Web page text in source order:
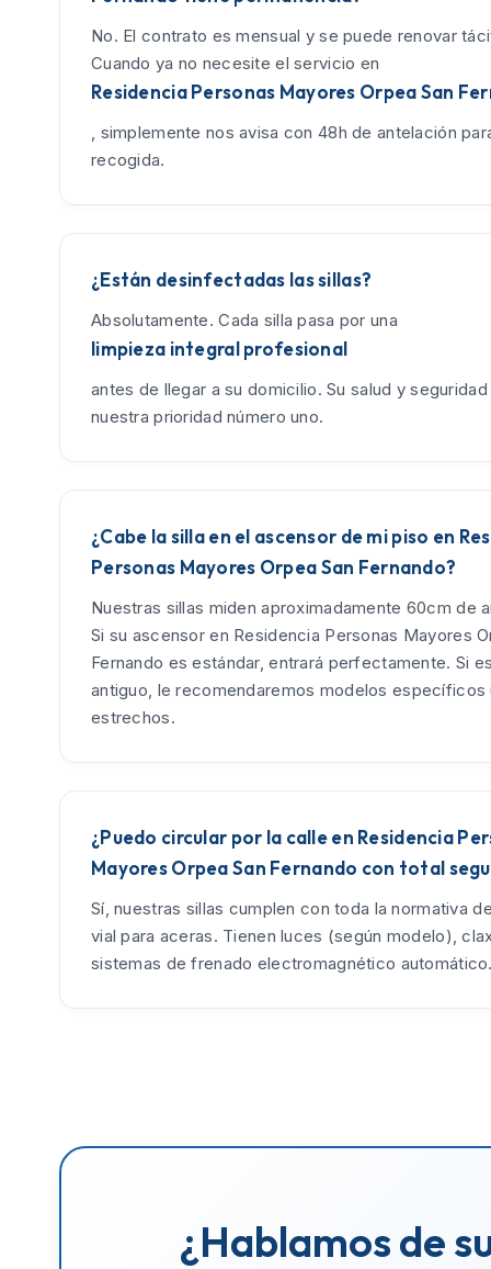
No. El contrato es mensual y se puede renovar
Cuando ya no necesite el servicio en
Residencia Personas Mayores Orpea San
, simplemente nos avisa con 48h de antelación
recogida.
¿Están desinfectadas las sillas?
Absolutamente. Cada silla pasa por una
limpieza integral profesional
antes de llegar a su domicilio. Su salud y
nuestra prioridad número uno.
¿Cabe la silla en el ascensor de mi piso en
Personas Mayores Orpea San Fernando?
Nuestras sillas miden aproximadamente 60cm de
Si su ascensor en Residencia Personas Mayores
Fernando es estándar, entrará perfectamente. Si
antiguo, le recomendaremos modelos específicos
estrechos.
¿Puedo circular por la calle en Residencia
Mayores Orpea San Fernando con total
Sí, nuestras sillas cumplen con toda la normativa
vial para aceras. Tienen luces (según modelo),
sistemas de frenado electromagnético
¿Hablamos de